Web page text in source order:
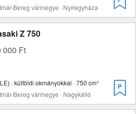
Bereg vármegye · Nyíregyháza
Z 750
000 Ft
· külföldi okmányokkal · 750 cm³
Bereg vármegye · Nagykálló